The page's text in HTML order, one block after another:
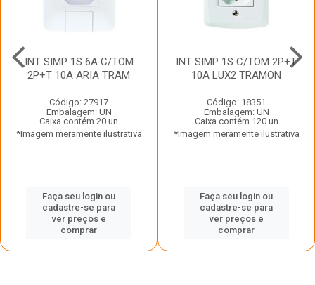
INT SIMP 1S 6A C/TOM
2P+T 10A ARIA TRAM
Código: 27917
Embalagem: UN
Caixa contém 20 un
*Imagem meramente ilustrativa
Faça seu login ou
cadastre-se para
ver preços e
comprar
INT SIMP 1S C/TOM 2P+T
10A LUX2 TRAMON
Código: 18351
Embalagem: UN
Caixa contém 120 un
*Imagem meramente ilustrativa
Faça seu login ou
cadastre-se para
ver preços e
comprar